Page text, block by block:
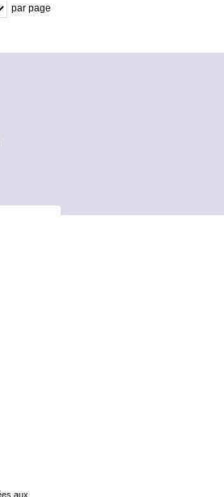
par page
aux